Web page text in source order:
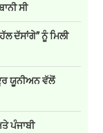
ਸੀ
ਦੱਸਾਂਗੇ” ਨੂੰ ਮਿਲੀ
ਯੂਨੀਅਨ ਵੱਲੋਂ
ਪੰਜਾਬੀ